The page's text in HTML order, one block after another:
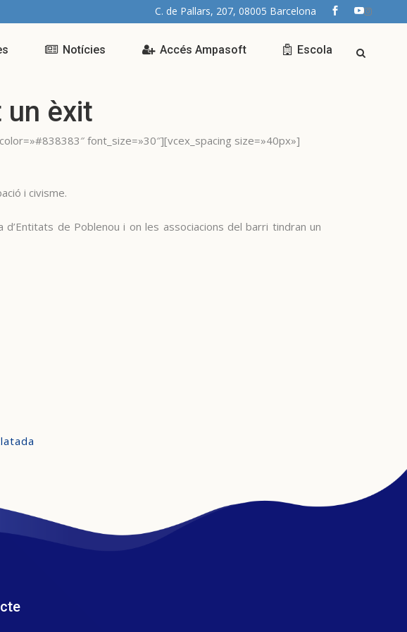
C. de Pallars, 207, 08005 Barcelona
Notícies Accés Ampasoft Escola
un èxit
font_size=»30″][vcex_spacing size=»40px»]
i civisme.
de Poblenou i on les associacions del barri tindran un